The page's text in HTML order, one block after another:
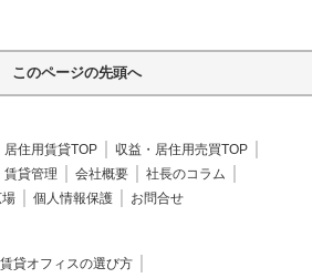
このページの先頭へ
居住用賃貸TOP
収益・居住用売買TOP
賃貸管理 会社概要
社長のコラム
場 個人情報保護 お問合せ
賃貸オフィスの選び方